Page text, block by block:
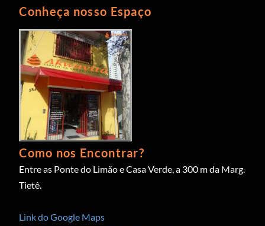
Conheça nosso Espaço
Como nos Encontrar?
Entre as Ponte do Limão e Casa Verde, a 300 m da Marg.
Tietê.
Link do Google Maps